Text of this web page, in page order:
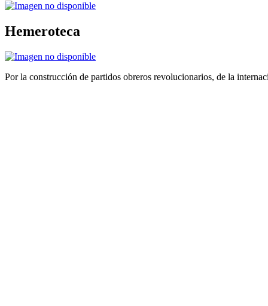
Hemeroteca
Por la construcción de partidos obreros revolucionarios, de la